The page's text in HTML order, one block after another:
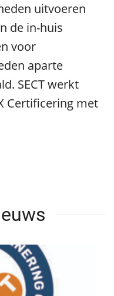
uitvoeren
de in-huis
voor
aparte
SECT werkt
Certificering met